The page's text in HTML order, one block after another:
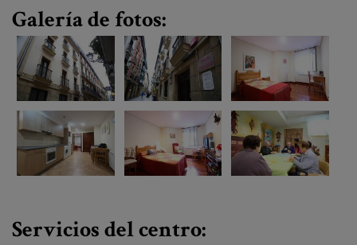
Galería de fotos:
Servicios del centro: